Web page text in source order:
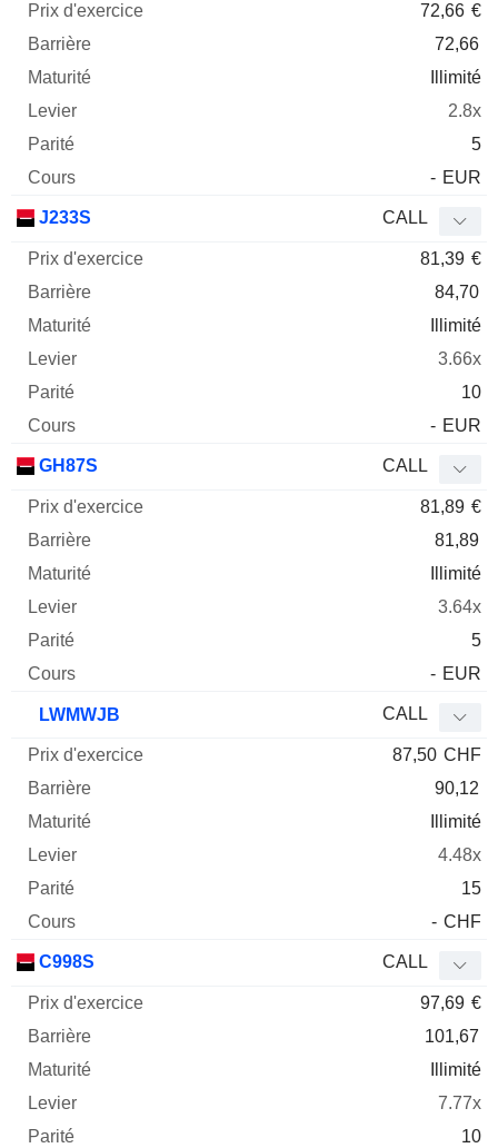
72,66 €
72,66
Illimité
2.8x
5
- EUR
J233S CALL
81,39 €
84,70
Illimité
3.66x
10
- EUR
GH87S CALL
81,89 €
81,89
Illimité
3.64x
5
- EUR
LWMWJB CALL
87,50 CHF
90,12
Illimité
4.48x
15
- CHF
C998S CALL
97,69 €
101,67
Illimité
7.77x
10